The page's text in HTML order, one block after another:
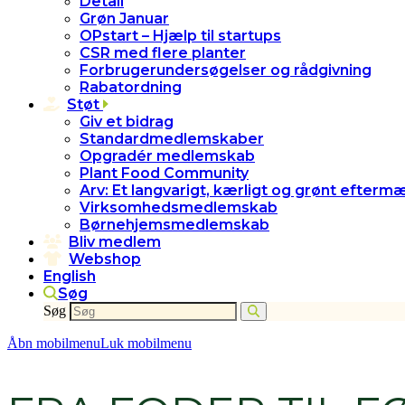
Grøn Januar
OPstart – Hjælp til startups
CSR med flere planter
Forbrugerundersøgelser og rådgivning
Rabatordning
Støt
Giv et bidrag
Standardmedlemskaber
Opgradér medlemskab
Plant Food Community
Arv: Et langvarigt, kærligt og grønt
Virksomhedsmedlemskab
Børnehjemsmedlemskab
Bliv medlem
Webshop
English
Søg
Søg
Åbn mobilmenuLuk mobilmenu